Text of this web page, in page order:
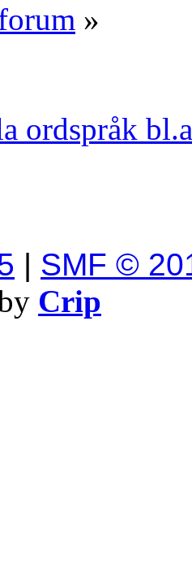
»
ordspråk
| SMF ©
Crip